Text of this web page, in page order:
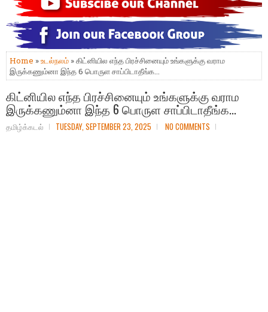
Home »உடல்நலம் » கிட்னியில எந்த பிரச்சினையும் உங்களுக்கு வராம
இருக்கணும்னா இந்த 6 பொருள சாப்பிடாதீங்க...
கிட்னியில எந்த பிரச்சினையும் உங்களுக்கு வராம
இருக்கணும்னா இந்த 6 பொருள சாப்பிடாதீங்க...
தமிழ்க்கடல் TUESDAY, SEPTEMBER 23, 2025 NO COMMENTS